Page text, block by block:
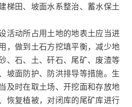
梯田、坡面水系整治、蓄水保土
活动所占用土地的地表土应当进
，做到土石方挖填平衡，减少地
、石、土、矸石、尾矿、废渣等
坡面防护、防洪排导等措施。生
及时在取土场、开挖面和存放地
恢复植被，对闭库的尾矿库进行